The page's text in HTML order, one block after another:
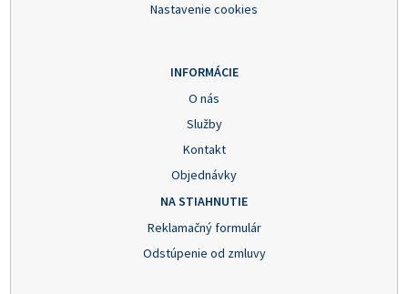
Nastavenie cookies
INFORMÁCIE
O nás
Služby
Kontakt
Objednávky
NA STIAHNUTIE
Reklamačný formulár
Odstúpenie od zmluvy